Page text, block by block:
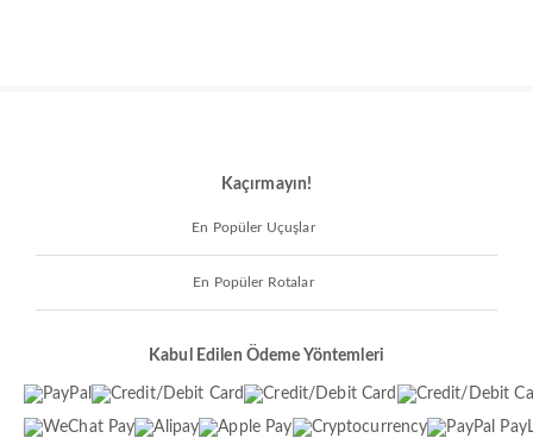
Kaçırmayın!
En Popüler Uçuşlar
En Popüler Rotalar
Kabul Edilen Ödeme Yöntemleri